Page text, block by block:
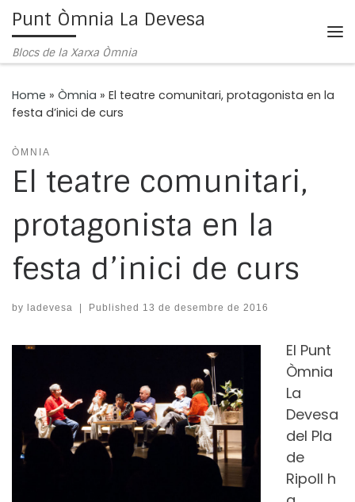
Skip to content
Punt Òmnia La Devesa
Blocs de la Xarxa Òmnia
Home » Òmnia » El teatre comunitari, protagonista en la
festa d’inici de curs
ÒMNIA
El teatre comunitari,
protagonista en la
festa d’inici de curs
by ladevesa Published 13 de desembre de 2016
El Punt
Òmnia
La
Devesa
del Pla
de
Ripoll h